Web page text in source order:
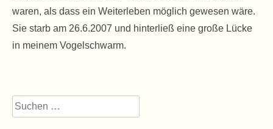
waren, als dass ein Weiterleben möglich gewesen wäre.
Sie starb am 26.6.2007 und hinterließ eine große Lücke
in meinem Vogelschwarm.
Suchen
nach: